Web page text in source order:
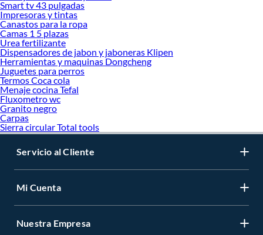
Smart tv 43 pulgadas
Impresoras y tintas
Canastos para la ropa
Camas 1 5 plazas
Urea fertilizante
Dispensadores de jabon y jaboneras Klipen
Herramientas y maquinas Dongcheng
Juguetes para perros
Termos Coca cola
Menaje cocina Tefal
Fluxometro wc
Granito negro
Carpas
Sierra circular Total tools
Servicio al Cliente
Mi Cuenta
Nuestra Empresa